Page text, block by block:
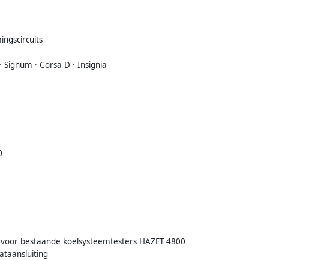
Signum · Corsa D · Insignia
bestaande koelsysteemtesters HAZET 4800